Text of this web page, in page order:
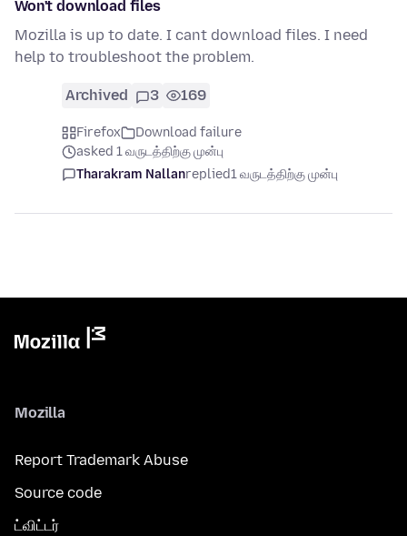
Won't download files
Mozilla is up to date. I cant download files. I need
help to troubleshoot the problem.
Archived 3 169
Firefox
Download failure
asked 1 வருடத்திற்கு முன்பு
Tharakram Nallanreplied1 வருடத்திற்கு முன்பு
Mozilla
Report Trademark Abuse
Source code
ட்விட்டர்